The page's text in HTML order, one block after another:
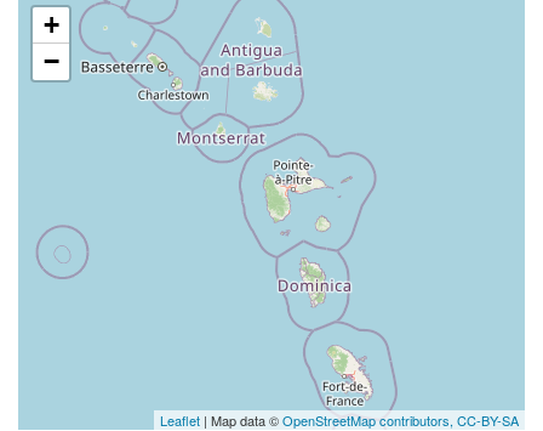
+
−
Leaflet | Map data ©OpenStreetMap contributors, CC-BY-SA